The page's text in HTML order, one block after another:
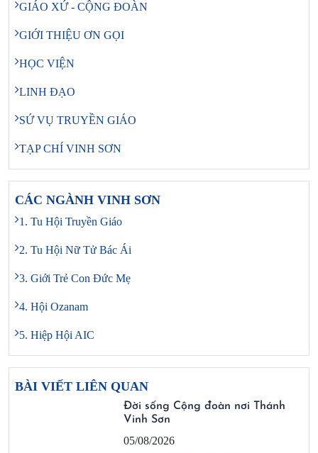
GIÁO XỨ - CỘNG ĐOÀN
GIỚI THIỆU ƠN GỌI
HỌC VIỆN
LINH ĐẠO
SỨ VỤ TRUYỀN GIÁO
TẠP CHÍ VINH SƠN
CÁC NGÀNH VINH SƠN
1. Tu Hội Truyền Giáo
2. Tu Hội Nữ Tử Bác Ái
3. Giới Trẻ Con Đức Mẹ
4. Hội Ozanam
5. Hiệp Hội AIC
BÀI VIẾT LIÊN QUAN
Đời sống Cộng đoàn nơi Thánh
Vinh Sơn
05/08/2026